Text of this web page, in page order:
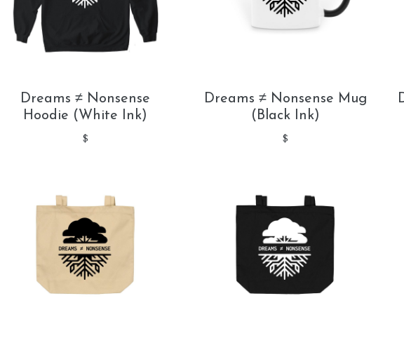
Dreams ≠ Nonsense
Hoodie (White Ink)
$
Dreams ≠ Nonsense Mug
(Black Ink)
$